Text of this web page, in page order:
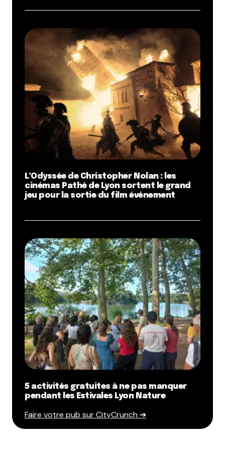
L’Odyssée de Christopher Nolan : les
cinémas Pathé de Lyon sortent le grand
jeu pour la sortie du film événement
5 activités gratuites à ne pas manquer
pendant les Estivales Lyon Nature
Faire votre pub sur CityCrunch ➔